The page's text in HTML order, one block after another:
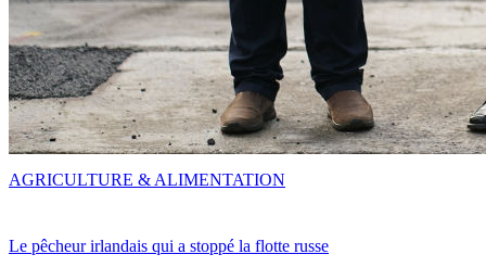
Le pêcheur irlandais qui a stoppé la flotte russe
AGRICULTURE & ALIMENTATION